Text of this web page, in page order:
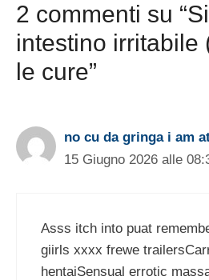
2 commenti su
intestino irritabile
le cure”
no cu da gringa i am
15 Giugno 2026 alle
Asss itch into puat
giirls xxxx frewe
hentaiSensual errotic